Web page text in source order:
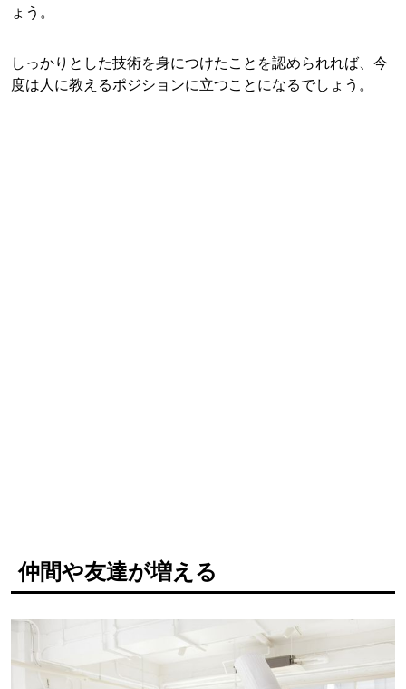
ょう。
しっかりとした技術を身につけたことを認められれば、今
度は人に教えるポジションに立つことになるでしょう。
仲間や友達が増える